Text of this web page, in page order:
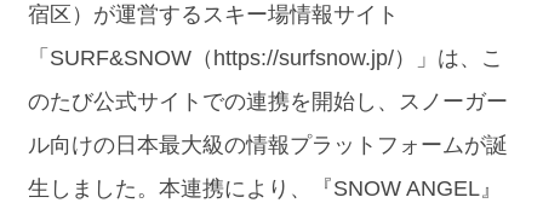
宿区）が運営するスキー場情報サイト
「SURF&SNOW（https://surfsnow.jp/）」は、こ
のたび公式サイトでの連携を開始し、スノーガー
ル向けの日本最大級の情報プラットフォームが誕
生しました。本連携により、『SNOW ANGEL』